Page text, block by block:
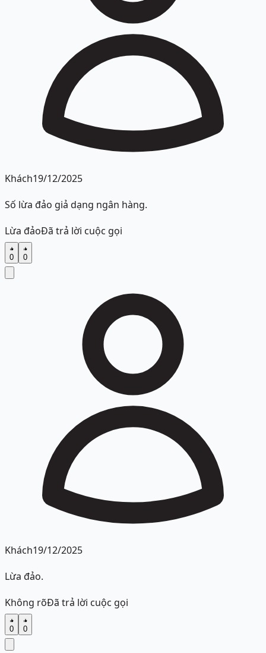
Khách19/12/2025
Số lừa đảo giả dạng ngân hàng.
Lừa đảoĐã trả lời cuộc gọi
0 0
Khách19/12/2025
Lừa đảo.
Không rõĐã trả lời cuộc gọi
0 0